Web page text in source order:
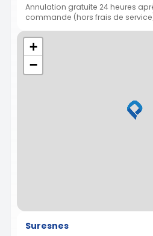
Annulation gratuite 24 heures
commande (hors frais de
+
−
Suresnes